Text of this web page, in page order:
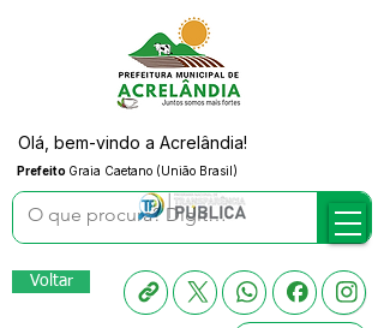
Prefeito Graia Caetano (União Brasil)
Olá, bem-vindo a Acrelândia!
Voltar